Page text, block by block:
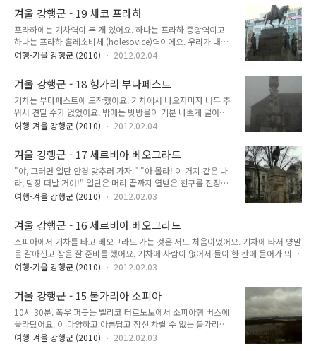
갔어요. 무슨 내용인지 잘 몰라도 재미있었어요. 돌아오는 길. 돌
아오자마자 골아떨어..
보러 가기로 했어요. 프라하를 세 번째 온 저는 머리를 굴렸어요.
분위기야 카를교 위가 제일 좋겠지만 여기는 안 봐도 비디오. 보
나마나 아수라장일 거에요. 더욱이 카를교는 소매치기가 득시글
서식하는 곳. 프라하에서 가장 조심해야하는 곳이 바로 카를교에
요. 여기에서 불꽃놀이 관람하겠다는 것은 설 연휴 시작일에 우
부고속도로 들어가는 거나 다름없는 일. 카를교보다는 카를교 옆
다리가 훨씬 전망은 좋을..
겨울 강행군 - 19 체코 프라하
프라하에는 기차역이 두 개 있어요. 하나는 프라하 중앙역이고
하나는 프라하 홀레소비체 (holesovice)역이에요. 우리가 내려
야하는 역은 중앙역. 솔직히 중앙역에서 내리나 홀레소비체역에
추가 요금 같은 것은 없었어요. 하지만 우리가 예약한 민박은 중
앙역 민박. 프라하 중앙역 바로 앞에 있어요. 홀레소비체역에서
내리면 불필요하게 전철을 타고 다시 중앙역까지 와야 했어요.
다행히 별 일 없이 중앙역에서 잘 내렸어요. 문제는...시각이 너
무 일러서 민박집에 들어가기 참 미안한 시각이었다는 것이었어
로 갔어요. 거기만은 이 새벽에 문을 열어 놓았어요. 홀레소비체
역은 정말 고약한 것이 ..
여행-겨울 강행군 (2010) 2012.02.04
겨울 강행군 - 18 헝가리 부다페스트
기차는 부다페스트에 도착했어요. 기차에서 나오자마자 너무 추
워서 견딜 수가 없었어요. 밖에는 빗방울이 기분 나쁘게 떨어지
고 있었어요. 환전을 하고 프라하행 기차표를 구입한 후 대중교
철과 버스를 타고 왕궁의 언덕으로 갔어요. 불쌍한 친구... 뭐 할
말이 없었어요... 어제는 안경이 없어서 아무 것도 못 보더니 오
늘은 악천후로 아무 것도 못 보는구나! 안개 때문에 제대로 보이
는 것이 하나도 없었어요. 보수 공사에 안개까지 겹치는 완벽한
환장의 조합! 이건 그나마 코앞에서 찍은 거라 이 정도였어요. 이
볼 수 있는 것이 없었어요. 조르나이 제품으로 장식되어 화려한
지붕을 자랑하는 마..
여행-겨울 강행군 (2010) 2012.02.04
겨울 강행군 - 17 세르비아 베오그라드
"야, 그러면 일단 안경 맞추러 가자." "아 몰라! 이 거지 같은 나
라, 당장 떠날 거야!" 일단은 머리 끝까지 열받은 친구를 진정시
키는 것이 급선무였어요. 친구는 무작정 당장 베오그라드를 떠난
이 상황에서 몰타로 돌아갈 방법도 마땅찮았어요. 무조건 이 망
할 베오그라드를 떠나자고 하는데, 여행을 중단하고 돌아가려면
일단 베니스로 가야 했어요. 베니스로 가서 무작정 공항으로 간
후 표를 구해서 몰타로 돌아가야 하는데 하필 이 시기는 성수기
시즌이라 표가 없었어요. 두 번째, 원래 여행 경로를 앞당겨서 당
에서 일박을 하는 한이 있더라도 안경 문제 만큼은 해결해야 했
어요. 여행 일정을..
여행-겨울 강행군 (2010) 2012.02.03
겨울 강행군 - 16 세르비아 베오그라드
소피아에서 기차를 타고 베오그라드 가는 것은 저도 처음이었어요. 기차에 타서 양말
을 갈아신고 잠을 잘 준비를 했어요. 기차에 사람이 없어서 둘이 한 칸에 들어가 의자
에 드러누워 잘 수 있었어요. "야, 귀중품 잘 챙겨." "알았어." "품에 지니고 자." "괜
만 친구는 몸에 지니고 자면 불편해서 잘 수가 없다고 했어요. 그래도 여권과 돈이 든
목걸이 지갑은 목에 걸고 옷 속에 집어넣은 후 잤어요. 귀찮음과 피로가 팍팍 느껴지
는 친구의 말에 그냥 놔두었어요. 저는 매일 그랬듯 귀중품을 전부 얇은 외투 안주머
니에 넣고 잠근 후, 외투를 잘 잠그고 그 위에 두꺼운 점퍼를 잘 껴입고 의자에 드러누
웠어요. 곤히 자고 있는데 부스럭거..
여행-겨울 강행군 (2010) 2012.02.03
겨울 강행군 - 15 불가리아 소피아
10시 30분. 폭우 퍼붓는 벨리코 터르노보에서 소피아행 버스에
올라탔어요. 이 다양하고 아름답고 정신 차릴 수 없는 불가리아
의 모습! 혹시나가 역시나. 소피아행 버스는 연착했어요. 이 동네
여행-겨울 강행군 (2010) 2012.02.03